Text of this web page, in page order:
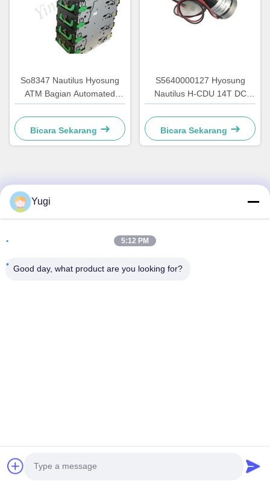
So8347 Nautilus Hyosung
ATM Bagian Automated
Teller Aksesoris GCDU
Dispenser Front Load
7010000132
Bicara Sekarang
S5640000127 Hyosung
Nautilus H-CDU 14T DC
Mesin ATM utama Mesin
mesin ganti 7310000715
Bicara Sekarang
Kontak Cepat
Ruang 502, Bangunan 5, Taman Real Estate Qide, No. 2-1,
Kota Beijiao, Foshan, Guangdong, Cina
bagian mesin atm Pemasok. Hak cipta © 2026 Guangzhou
Yinsu Electronic Technology Co., Limited Semua hak dilindungi.
Yugi
5:12 PM
Good day, what product are you looking for?